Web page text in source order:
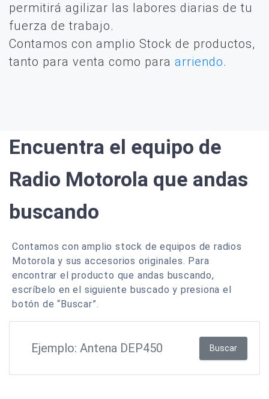
permitirá agilizar las labores diarias de tu
fuerza de trabajo.
Contamos con amplio Stock de productos,
tanto para venta como para arriendo.
Encuentra el equipo de
Radio Motorola que andas
buscando
Contamos con amplio stock de equipos de radios
Motorola y sus accesorios originales. Para
encontrar el producto que andas buscando,
escríbelo en el siguiente buscado y presiona el
botón de “Buscar”.
Buscar